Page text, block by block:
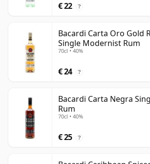
€ 22 ?
Bacardi Carta Oro Gold
Single Modernist Rum
70cl • 40%
€ 24 ?
Bacardi Carta Negra
Rum
70cl • 40%
€ 25 ?